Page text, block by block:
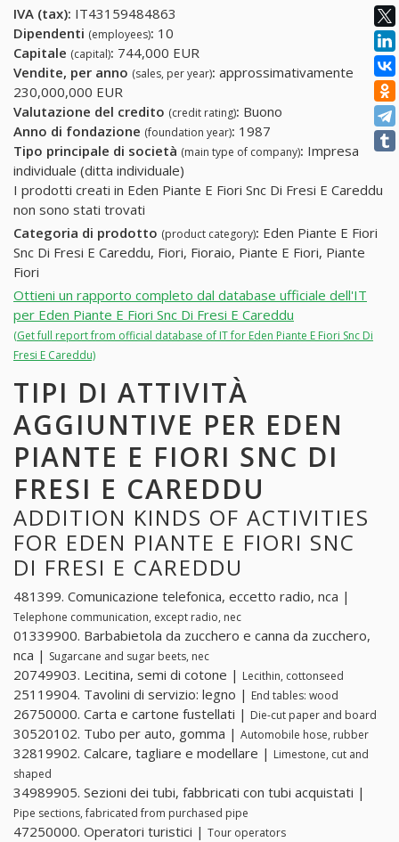
IVA (tax): IT43159484863
Dipendenti (employees): 10
Capitale (capital): 744,000 EUR
Vendite, per anno (sales, per year): approssimativamente
230,000,000 EUR
Valutazione del credito (credit rating): Buono
Anno di fondazione (foundation year): 1987
Tipo principale di società (main type of company): Impresa
individuale (ditta individuale)
I prodotti creati in Eden Piante E Fiori Snc Di Fresi E Careddu
non sono stati trovati
Categoria di prodotto (product category): Eden Piante E Fiori
Snc Di Fresi E Careddu, Fiori, Fioraio, Piante E Fiori, Piante
Fiori
Ottieni un rapporto completo dal database ufficiale dell'IT
per Eden Piante E Fiori Snc Di Fresi E Careddu
(Get full report from official database of IT for Eden Piante E Fiori Snc Di
Fresi E Careddu)
TIPI DI ATTIVITÀ
AGGIUNTIVE PER EDEN
PIANTE E FIORI SNC DI
FRESI E CAREDDU
ADDITION KINDS OF ACTIVITIES
FOR EDEN PIANTE E FIORI SNC
DI FRESI E CAREDDU
481399. Comunicazione telefonica, eccetto radio, nca |
Telephone communication, except radio, nec
01339900. Barbabietola da zucchero e canna da zucchero,
nca | Sugarcane and sugar beets, nec
20749903. Lecitina, semi di cotone | Lecithin, cottonseed
25119904. Tavolini di servizio: legno | End tables: wood
26750000. Carta e cartone fustellati | Die-cut paper and board
30520102. Tubo per auto, gomma | Automobile hose, rubber
32819902. Calcare, tagliare e modellare | Limestone, cut and
shaped
34989905. Sezioni dei tubi, fabbricati con tubi acquistati |
Pipe sections, fabricated from purchased pipe
47250000. Operatori turistici | Tour operators